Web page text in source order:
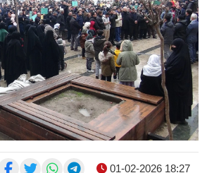
01-02-2026 18:27